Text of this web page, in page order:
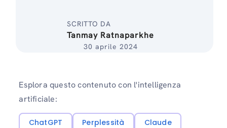
SCRITTO DA
Tanmay Ratnaparkhe
30 aprile 2024
Esplora questo contenuto con l'intelligenza
artificiale:
ChatGPT Perplessità
Claude